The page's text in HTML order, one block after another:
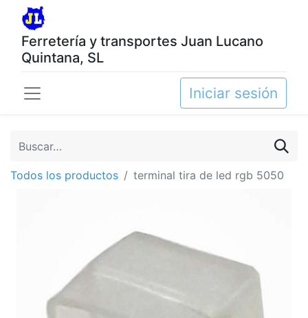
Ferretería y transportes Juan Lucano
Quintana, SL
Iniciar sesión
Todos los productos terminal tira de led rgb 5050